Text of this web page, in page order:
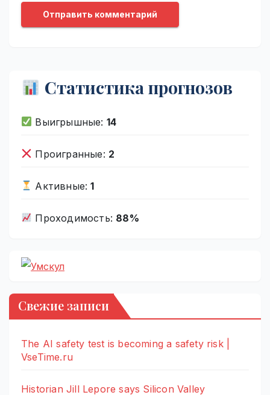
Статистика прогнозов
Выигрышные: 14
Проигранные: 2
Активные:1
Проходимость: 88%
Свежие записи
The AI safety test is becoming a safety risk |
VseTime.ru
Historian Jill Lepore says Silicon Valley